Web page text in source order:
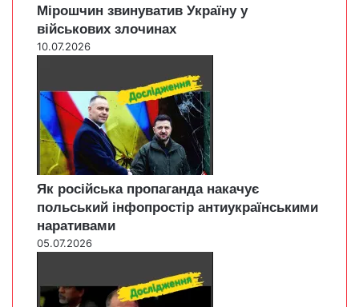
Мірошчин звинуватив Україну у
військових злочинах
10.07.2026
Як російська пропаганда накачує
польський інфопростір антиукраїнськими
наративами
05.07.2026